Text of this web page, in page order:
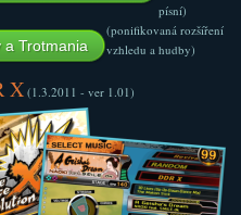
písní)
a Trotmania
(ponifikovaná rozšíření
vzhledu a hudby)
X(1.3.2011 - ver 1.01)